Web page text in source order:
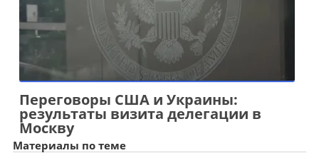
Переговоры США и Украины:
результаты визита делегации в
Москву
Материалы по теме